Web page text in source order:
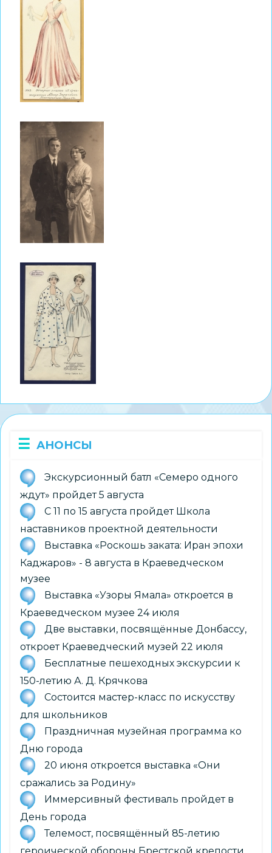
АНОНСЫ
Экскурсионный батл «Семеро одного
ждут» пройдет 5 августа
С 11 по 15 августа пройдет Школа
наставников проектной деятельности
Выставка «Роскошь заката: Иран эпохи
Каджаров» - 8 августа в Краеведческом
музее
Выставка «Узоры Ямала» откроется в
Краеведческом музее 24 июля
Две выставки, посвящённые Донбассу,
откроет Краеведческий музей 22 июля
Бесплатные пешеходных экскурсии к
150-летию А. Д. Крячкова
Состоится мастер-класс по искусству
для школьников
Праздничная музейная программа ко
Дню города
20 июня откроется выставка «Они
сражались за Родину»
Иммерсивный фестиваль пройдет в
День города
Телемост, посвящённый 85-летию